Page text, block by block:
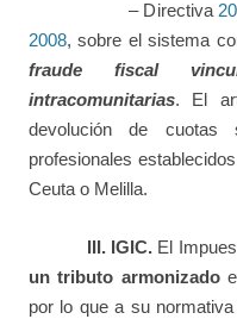
– Directiva
2008, sobre el sistema
fraude fiscal
intracomunitarias. El
devolución de cuotas
profesionales
Ceuta o Melilla.
III. IGIC. El
un tributo armonizado
por lo que a su